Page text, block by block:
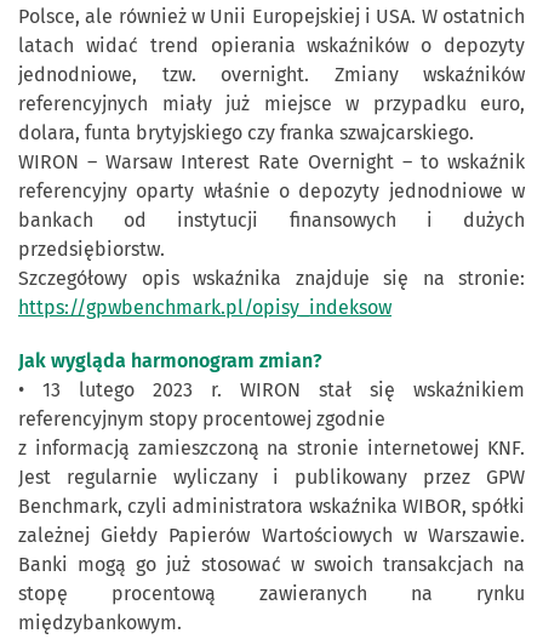
Polsce, ale również w Unii Europejskiej i USA. W ostatnich
latach widać trend opierania wskaźników o depozyty
jednodniowe, tzw. overnight. Zmiany wskaźników
referencyjnych miały już miejsce w przypadku euro,
dolara, funta brytyjskiego czy franka szwajcarskiego.
WIRON – Warsaw Interest Rate Overnight – to wskaźnik
referencyjny oparty właśnie o depozyty jednodniowe w
bankach od instytucji finansowych i dużych
przedsiębiorstw.
Szczegółowy opis wskaźnika znajduje się na stronie:
https://gpwbenchmark.pl/opisy_indeksow
Jak wygląda harmonogram zmian?
• 13 lutego 2023 r. WIRON stał się wskaźnikiem
referencyjnym stopy procentowej zgodnie
z informacją zamieszczoną na stronie internetowej KNF.
Jest regularnie wyliczany i publikowany przez GPW
Benchmark, czyli administratora wskaźnika WIBOR, spółki
zależnej Giełdy Papierów Wartościowych w Warszawie.
Banki mogą go już stosować w swoich transakcjach na
stopę procentową zawieranych na rynku
międzybankowym.